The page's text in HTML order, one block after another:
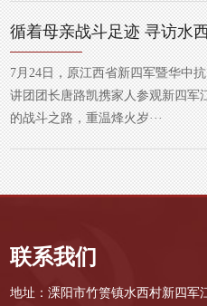
循着母亲战斗足迹 寻访水
7月24日，原江西省新四军暨华中
讲团团长唐路凯携家人参观新四军
的战斗之路，重温烽火岁···
联系我们
地址：溧阳市竹箦镇水西村新四军